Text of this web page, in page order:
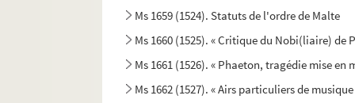
Ms 1659 (1524). Statuts de l'ordre de Malte
Ms 1660 (1525). « Critique du Nobi(liaire) de
Ms 1661 (1526). « Phaeton, tragédie mise
Ms 1662 (1527). « Airs particuliers de